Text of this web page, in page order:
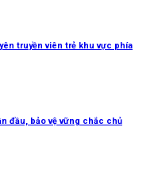
truyền viên trẻ khu vực phía
đầu, bảo vệ vững chắc chủ